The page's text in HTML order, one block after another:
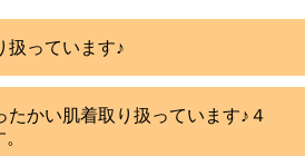
扱っています♪
たかい肌着取り扱っています♪４